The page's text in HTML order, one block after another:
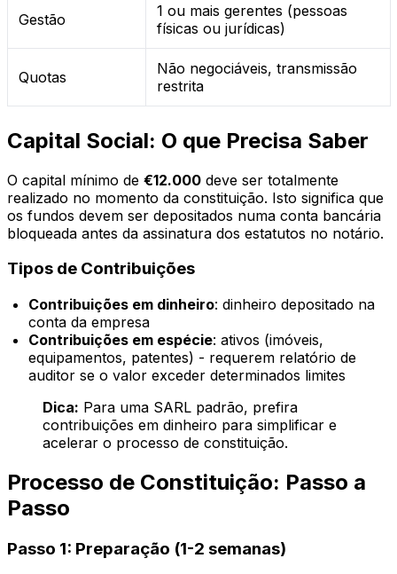
Gestão
1 ou mais gerentes (pessoas
físicas ou jurídicas)
Quotas
Não negociáveis, transmissão
restrita
Capital Social: O que Precisa Saber
O capital mínimo de €12.000 deve ser totalmente
realizado no momento da constituição. Isto significa que
os fundos devem ser depositados numa conta bancária
bloqueada antes da assinatura dos estatutos no notário.
Tipos de Contribuições
Contribuições em dinheiro: dinheiro depositado na
conta da empresa
Contribuições em espécie: ativos (imóveis,
equipamentos, patentes) - requerem relatório de
auditor se o valor exceder determinados limites
Dica: Para uma SARL padrão, prefira
contribuições em dinheiro para simplificar e
acelerar o processo de constituição.
Processo de Constituição: Passo a
Passo
Passo 1: Preparação (1-2 semanas)